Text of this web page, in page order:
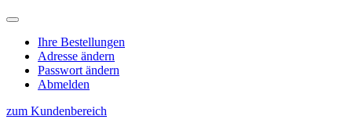
Ihre Bestellungen
Adresse ändern
Passwort ändern
Abmelden
zum Kundenbereich